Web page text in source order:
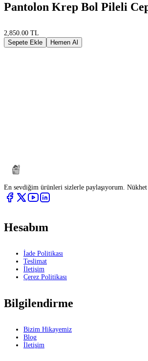
Pantolon Krep Bol Pileli
2,850.00 TL
Sepete Ekle
Hemen Al
En sevdiğim ürünleri sizlerle paylaşıyorum.
Hesabım
İade Politikası
Teslimat
İletişim
Çerez Politikası
Bilgilendirme
Bizim Hikayemiz
Blog
İletişim